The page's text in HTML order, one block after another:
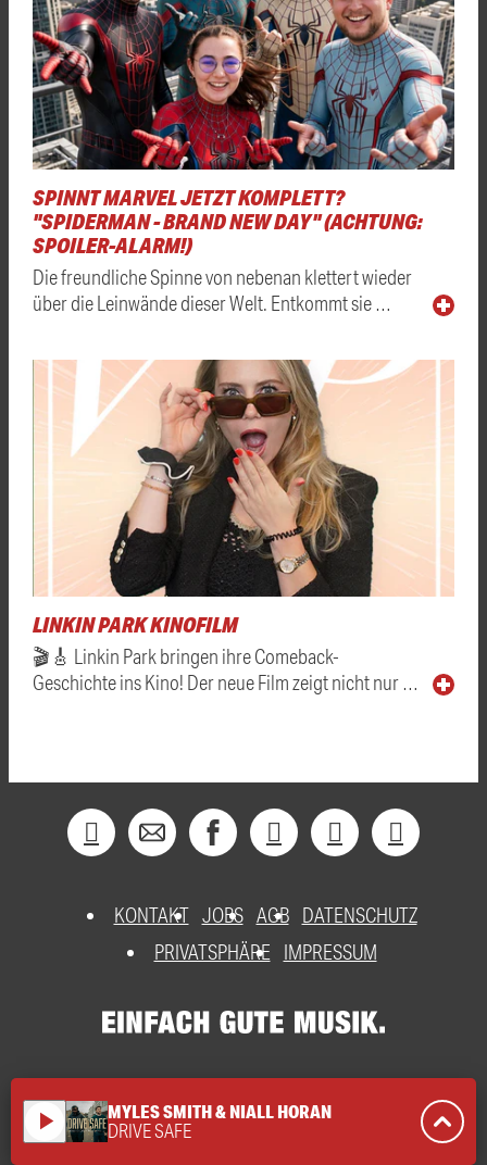
SPINNT MARVEL JETZT KOMPLETT?
"SPIDERMAN - BRAND NEW DAY" (ACHTUNG:
SPOILER-ALARM!)
Die freundliche Spinne von nebenan klettert wieder
über die Leinwände dieser Welt. Entkommt sie …
LINKIN PARK KINOFILM
🎬🎸 Linkin Park bringen ihre Comeback-
Geschichte ins Kino! Der neue Film zeigt nicht nur …
KONTAKT JOBS AGB DATENSCHUTZ
PRIVATSPHÄRE
IMPRESSUM
play_arrow MYLES SMITH & NIALL HORAN
DRIVE SAFE